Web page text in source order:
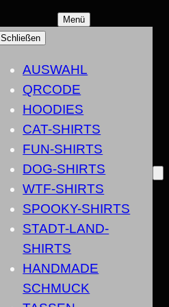
Menü
Schließen
AUSWAHL
QRCODE
HOODIES
CAT-SHIRTS
FUN-SHIRTS
DOG-SHIRTS
WTF-SHIRTS
SPOOKY-SHIRTS
STADT-LAND-
SHIRTS
HANDMADE
SCHMUCK